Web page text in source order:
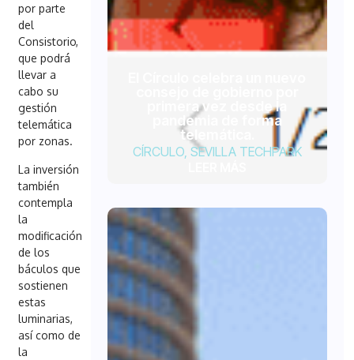
por parte
del
Consistorio,
que podrá
llevar a
cabo su
gestión
telemática
por zonas.
La inversión
también
contempla
la
modificación
de los
báculos que
sostienen
estas
luminarias,
así como de
la
primera vez desde la
pandemia de forma
telemática.
CÍRCULO, SEVILLA TECHPARK